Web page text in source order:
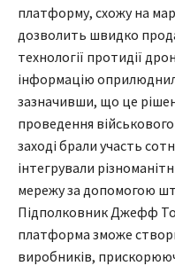
платформу, схожу на
дозволить швидко
технології протидії
інформацію
зазначивши, що це
проведення
заході брали участь
інтегрували
мережу за допомогою
Підполковник Джефф
платформа зможе
виробників,